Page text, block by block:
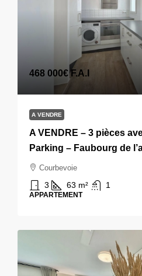
468 000€F.A.I
A VENDRE
A VENDRE – 3 pièces
Parking – Faubourg de
Courbevoie
3 63 m² 1
APPARTEMENT